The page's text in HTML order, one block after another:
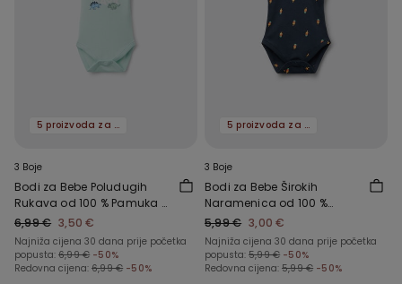
5 proizvoda za -70%
3 Boje
Bodi za Bebe Poludugih
Rukava od 100 % Pamuka s
Printom
6,99 € 3,50 €
Najniža cijena 30 dana prije početka
popusta: 6,99 € -50%
Redovna cijena: 6,99 € -50%
5 proizvoda za -70%
3 Boje
Bodi za Bebe Širokih
Naramenica od 100 %
Pamuka s Printom
5,99 € 3,00 €
Najniža cijena 30 dana prije početka
popusta: 5,99 € -50%
Redovna cijena: 5,99 € -50%